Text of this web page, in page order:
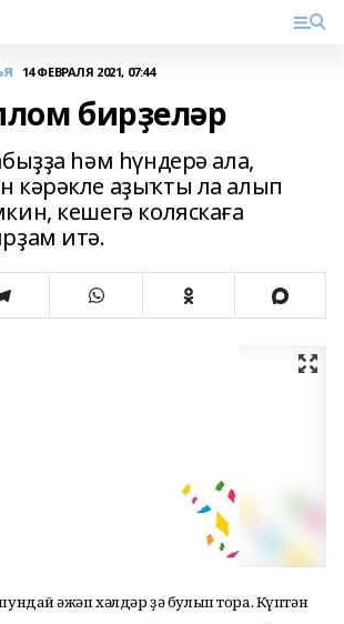
14 ФЕВРАЛЯ 2021, 07:44
бирҙеләр
һәм һүндерә ала,
кәрәкле аҙыҡты ла алып
кешегә коляскаға
итә.
ғәжәп хәлдәр ҙә булып тора. Күптән